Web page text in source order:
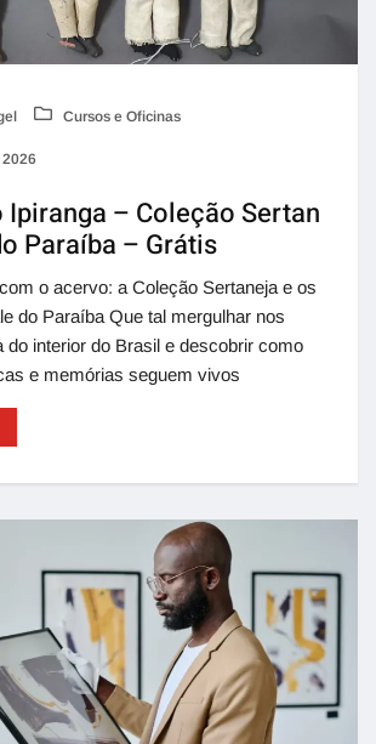
Cursos e Oficinas
2026
Ipiranga – Coleção Sertan
Paraíba – Grátis
o acervo: a Coleção Sertaneja e os
do Paraíba Que tal mergulhar nos
do interior do Brasil e descobrir como
e memórias seguem vivos